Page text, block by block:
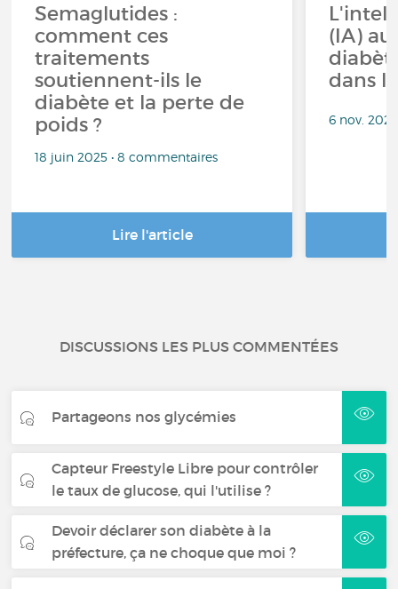
Semaglutides :
comment ces
traitements
soutiennent-ils le
diabète et la perte de
poids ?
18 juin 2025 • 8 commentaires
Lire l'article
(IA)
dans
6 nov.
DISCUSSIONS LES PLUS COMMENTÉES
Partageons nos glycémies
Capteur Freestyle Libre pour contrôler
le taux de glucose, qui l'utilise ?
Devoir déclarer son diabète à la
préfecture, ça ne choque que moi ?